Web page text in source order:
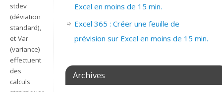
stdev
(déviation
standard),
et Var
(variance)
effectuent
des
calculs
Excel en moins de 15 min.
Excel 365 : Créer une feuille de
prévision sur Excel en moins de 15 min.
Archives